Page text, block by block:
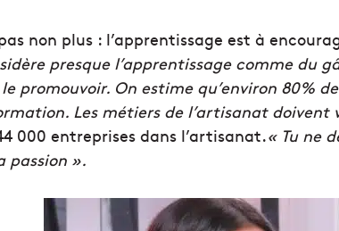
non plus : l’apprentissage est à
presque l’apprentissage comme du
promouvoir. On estime qu’environ 80%
Les métiers de l’artisanat
000 entreprises dans l’artisanat.« Tu ne
passion ».